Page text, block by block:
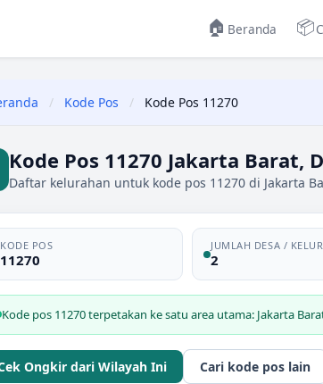
🏠 Beranda 📦
/ Kode Pos / Kode Pos 11270
Kode Pos 11270 Jakarta Barat,
Daftar kelurahan untuk kode pos 11270 di Jakarta
KODE POS
11270
JUMLAH DESA /
2
Kode pos 11270 terpetakan ke satu area utama: Jakarta
Ongkir dari Wilayah Ini Cari kode pos lain